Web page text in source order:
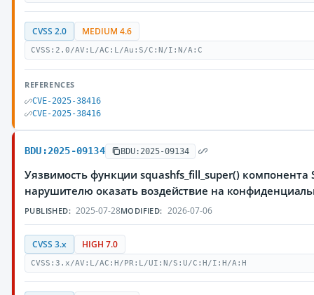
CVSS 2.0 MEDIUM 4.6
CVSS:2.0/AV:L/AC:L/Au:S/C:N/I:N/A:C
REFERENCES
CVE-2025-38416
CVE-2025-38416
BDU:2025-09134 BDU:2025-09134
Уязвимость функции squashfs_fill_super()
нарушителю оказать воздействие на
PUBLISHED: 2025-07-28MODIFIED: 2026-07-06
CVSS 3.x HIGH 7.0
CVSS:3.x/AV:L/AC:H/PR:L/UI:N/S:U/C:H/I:H/A:H